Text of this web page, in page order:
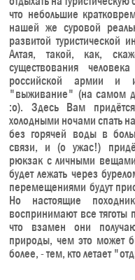
что небольшие
нашей же суровой
развитой туристической
Алтая, такой, как,
существования
российской армии и
"выживание" (на самом
:o). Здесь Вам
холодными ночами спать
без горячей воды в
связи, и (о ужас!)
рюкзак с личными
будет лежать через
перемещениями будут
Но настоящие
воспринимают все тяготы
что взамен они
природы, чем это может
более, - тем, кто летает